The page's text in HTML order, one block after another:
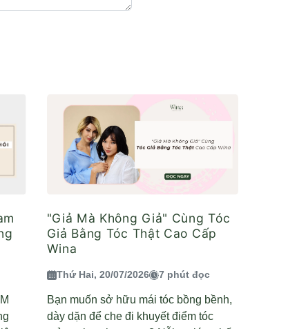
"Giả Mà Không Giả" Cùng Tóc
Giả Bằng Tóc Thật Cao Cấp
Wina
Thứ Hai, 20/07/2026 7 phút đọc
Bạn muốn sở hữu mái tóc bồng bềnh,
dày dặn để che đi khuyết điểm tóc